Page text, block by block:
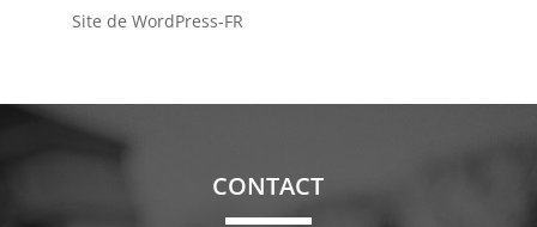
Site de WordPress-FR
CONTACT